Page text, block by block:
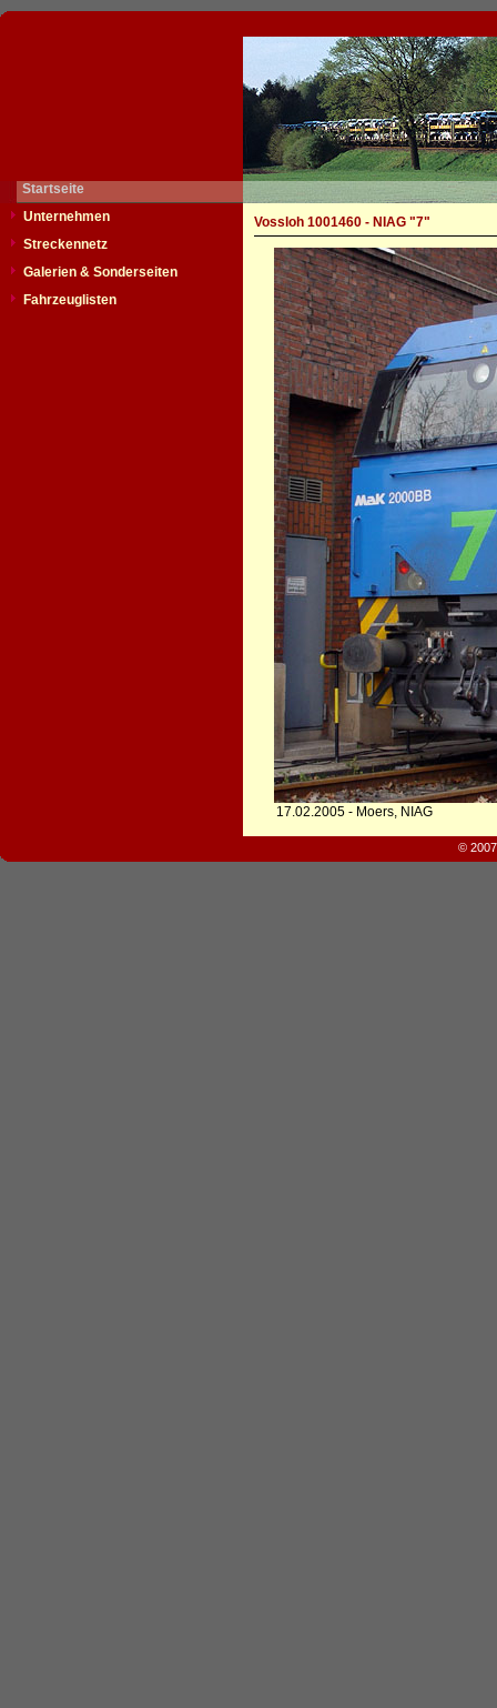
Startseite
Unternehmen
Streckennetz
Galerien & Sonderseiten
Fahrzeuglisten
Vossloh 1001460 - NIAG "7"
17.02.2005 - Moers, NIAG
©